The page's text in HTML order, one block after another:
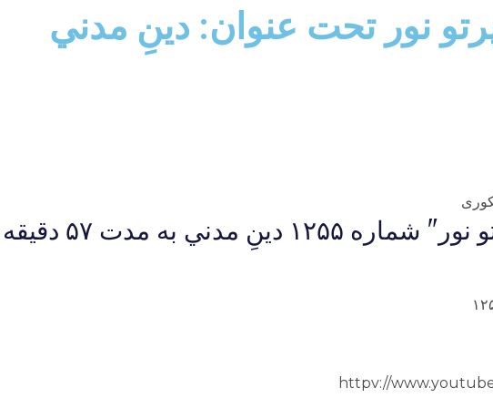
نور تحت عنوان: دينِ مدني
مدني به مدت ۵۷ دقيقه
httpv://